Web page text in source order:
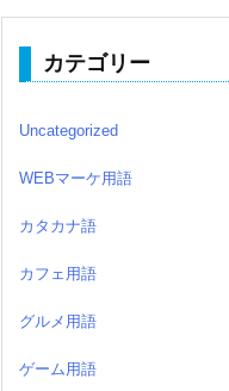
カテゴリー
Uncategorized
WEBマーケ用語
カタカナ語
カフェ用語
グルメ用語
ゲーム用語